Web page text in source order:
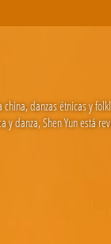
danzas étnicas y
danza, Shen Yun está